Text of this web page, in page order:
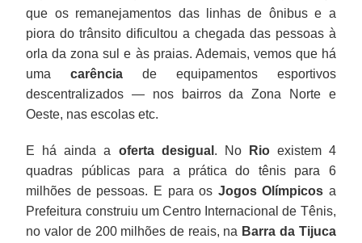
que os remanejamentos das linhas de ônibus e a
piora do trânsito dificultou a chegada das pessoas à
orla da zona sul e às praias. Ademais, vemos que há
umacarência de equipamentos esportivos
descentralizados — nos bairros da Zona Norte e
Oeste, nas escolas etc.
E há ainda a oferta desigual . No Rioexistem 4
quadras públicas para a prática do tênis para 6
milhões de pessoas. E para os Jogos Olímpicos a
Prefeitura construiu um Centro Internacional de Tênis,
no valor de 200 milhões de reais, na Barra da Tijuca